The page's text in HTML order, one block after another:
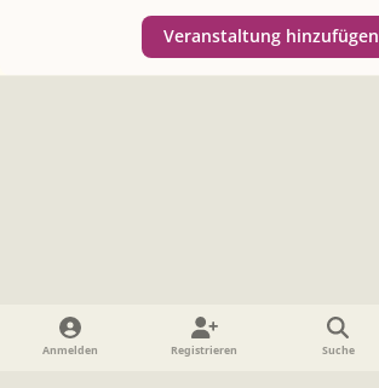
Veranstaltung hinzufügen
Heller Modus
Dunkler ModusSystemeinstellung
Anmelden Registrieren Suche